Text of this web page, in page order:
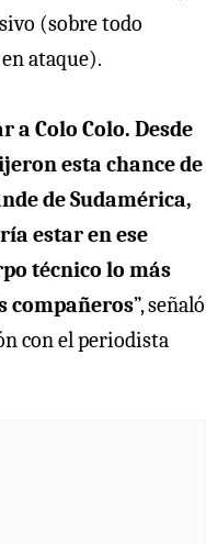
(sobre todo
ataque).
a Colo Colo. Desde
esta chance de
de Sudamérica,
estar en ese
técnico lo más
compañeros”, señaló
con el periodista